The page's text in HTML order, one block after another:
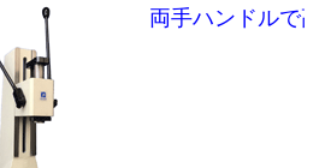
両手ハンドルで高